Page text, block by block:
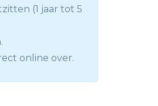
(1 jaar tot 5
online over.